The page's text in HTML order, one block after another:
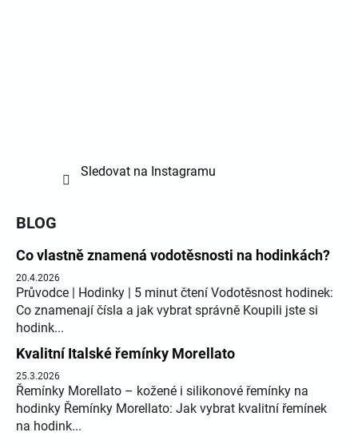
Sledovat na Instagramu
BLOG
Co vlastně znamená vodotěsnosti na hodinkách?
20.4.2026
Průvodce | Hodinky | 5 minut čtení Vodotěsnost hodinek:
Co znamenají čísla a jak vybrat správně Koupili jste si
hodink...
Kvalitní Italské řemínky Morellato
25.3.2026
Řemínky Morellato – kožené i silikonové řemínky na
hodinky Řemínky Morellato: Jak vybrat kvalitní řemínek
na hodink...